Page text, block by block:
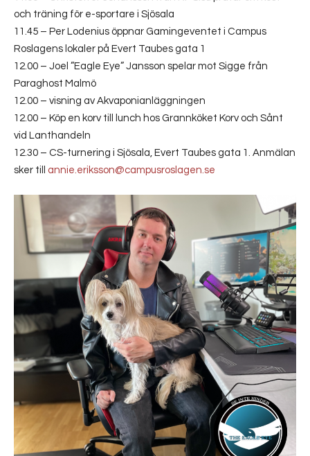
och träning för e-sportare i Sjösala
11.45 – Per Lodenius öppnar Gamingeventet i Campus
Roslagens lokaler på Evert Taubes gata 1
12.00 – Joel ”Eagle Eye” Jansson spelar mot Sigge från
Paraghost Malmö
12.00 – visning av Akvaponianläggningen
12.00 – Köp en korv till lunch hos Grannköket Korv och Sånt
vid Lanthandeln
12.30 – CS-turnering i Sjösala, Evert Taubes gata 1. Anmälan
sker till annie.eriksson@campusroslagen.se